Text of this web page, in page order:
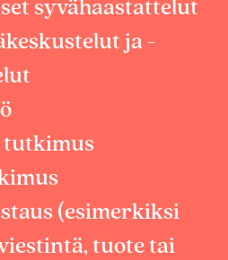
syvähaastattelut
ja -
tutkimus
(esimerkiksi
tuote tai